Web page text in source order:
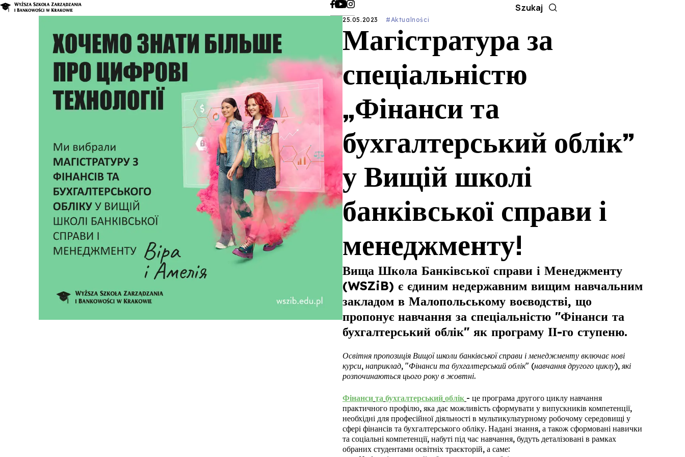
25.05.2023 #Aktualności
Магістратура за
спеціальністю
„Фінанси та
бухгалтерський облік”
у Вищій школі
банківської справи і
менеджменту!
Вища Школа Банківської справи і Менеджменту
(WSZiB) є єдиним недержавним вищим навчальним
закладом в Малопольському воєводстві, що
пропонує навчання за спеціальністю "Фінанси та
бухгалтерський облік" як програму ІІ-го ступеню.
Освітня пропозиція Вищої школи банківської справи іменеджменту включає нові
курси, наприклад, "Фінанси та бухгалтерський облік" (навчання другого циклу), які
розпочинаються цього року в жовтні.
Фінанси та бухгалтерський облік - це програма другого циклу навчання
практичного профілю, яка дає можливість сформувати у випускників компетенції,
необхідні для професійної діяльності в мультикультурному робочому середовищі у
сфері фінансів та бухгалтерського обліку. Надані знання, а також сформовані навички
та соціальні компетенції, набуті під час навчання, будуть деталізовані в рамках
обраних студентами освітніх траєкторій, а саме: